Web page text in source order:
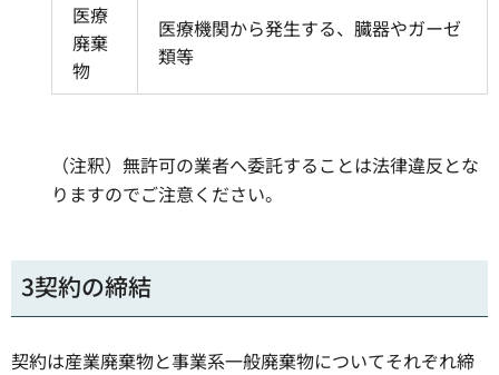
医療
廃棄
物
医療機関から発生する、臓器やガーゼ
類等
（注釈）無許可の業者へ委託することは法律違反とな
りますのでご注意ください。
3契約の締結
契約は産業廃棄物と事業系一般廃棄物についてそれぞれ締